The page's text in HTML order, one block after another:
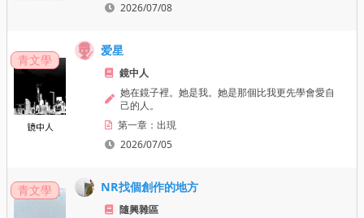
2026/07/08
青文學
爱星
鏡中人
她在鏡子裡。她是我。她是那個比我更先學會愛自
己的人。
第一章：出現
2026/07/05
青文學 NR找個創作的地方
隨興雜區